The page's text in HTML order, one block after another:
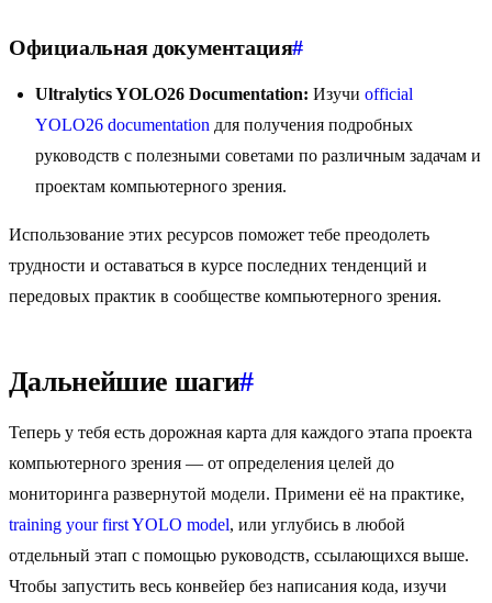
Официальная документация#
Ultralytics YOLO26 Documentation: Изучи official
YOLO26 documentation для получения подробных
руководств с полезными советами по различным задачам и
проектам компьютерного зрения.
Использование этих ресурсов поможет тебе преодолеть
трудности и оставаться в курсе последних тенденций и
передовых практик в сообществе компьютерного зрения.
Дальнейшие шаги#
Теперь у тебя есть дорожная карта для каждого этапа проекта
компьютерного зрения — от определения целей до
мониторинга развернутой модели. Примени её на практике,
training your first YOLO model, или углубись в любой
отдельный этап с помощью руководств, ссылающихся выше.
Чтобы запустить весь конвейер без написания кода, изучи